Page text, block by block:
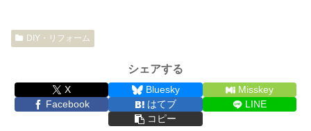
DIY・リフォーム
シェアする
X Bluesky
Misskey
Facebook
はてブ
LINE
コピー